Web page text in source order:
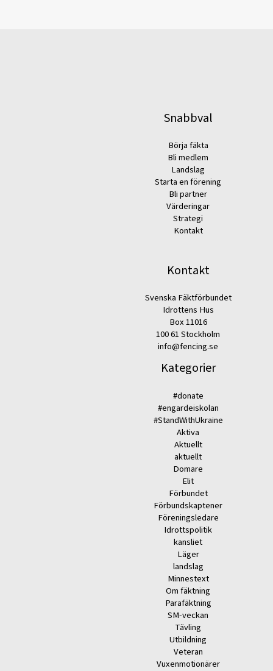
Snabbval
Börja fäkta
Bli medlem
Landslag
Starta en förening
Bli partner
Värderingar
Strategi
Kontakt
Kontakt
Svenska Fäktförbundet
Idrottens Hus
Box 11016
100 61 Stockholm
info@fencing.se
Kategorier
#donate
#engardeiskolan
#StandWithUkraine
Aktiva
Aktuellt
aktuellt
Domare
Elit
Förbundet
Förbundskaptener
Föreningsledare
Idrottspolitik
kansliet
Läger
landslag
Minnestext
Om fäktning
Parafäktning
SM-veckan
Tävling
Utbildning
Veteran
Vuxenmotionärer